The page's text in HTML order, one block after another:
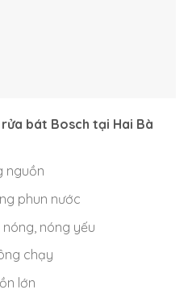
bát Bosch tại Hai Bà
nguồn
phun nước
nóng yếu
chạy
lớn